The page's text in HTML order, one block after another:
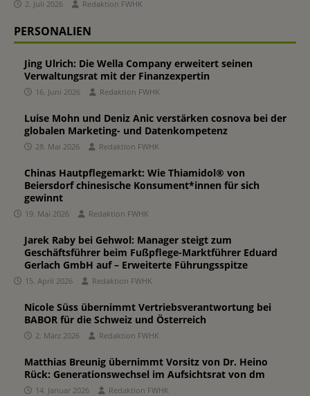
2. Juli 2026 Redaktion FWHK
PERSONALIEN
Jing Ulrich: Die Wella Company erweitert seinen
Verwaltungsrat mit der Finanzexpertin
16. Juni 2026 Redaktion FWHK
Luise Mohn und Deniz Anic verstärken cosnova bei der
globalen Marketing- und Datenkompetenz
28. Mai 2026 Redaktion FWHK
Chinas Hautpflegemarkt: Wie Thiamidol® von
Beiersdorf chinesische Konsument*innen für sich
gewinnt
19. Mai 2026 Redaktion FWHK
Jarek Raby bei Gehwol: Manager steigt zum
Geschäftsführer beim Fußpflege-Marktführer Eduard
Gerlach GmbH auf – Erweiterte Führungsspitze
15. April 2026 Redaktion FWHK
Nicole Süss übernimmt Vertriebsverantwortung bei
BABOR für die Schweiz und Österreich
2. März 2026 Redaktion FWHK
Matthias Breunig übernimmt Vorsitz von Dr. Heino
Rück: Generationswechsel im Aufsichtsrat von dm
14. Januar 2026 Redaktion FWHK